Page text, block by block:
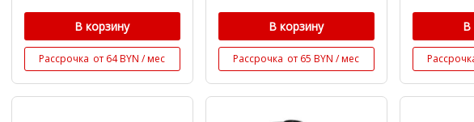
В корзину
Рассрочка от 64 BYN / мес
В корзину
Рассрочка от 65 BYN / мес
В